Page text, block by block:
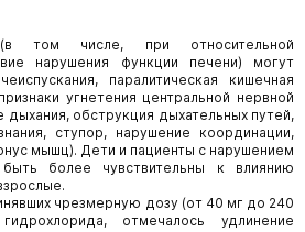
том числе, при относительной
нарушения функции печени) могут
паралитическая кишечная
угнетения центральной нервной
обструкция дыхательных путей,
ступор, нарушение координации,
мышц). Дети и пациенты с нарушением
более чувствительны к влиянию
чрезмерную дозу (от 40 мг до 240
отмечалось удлинение